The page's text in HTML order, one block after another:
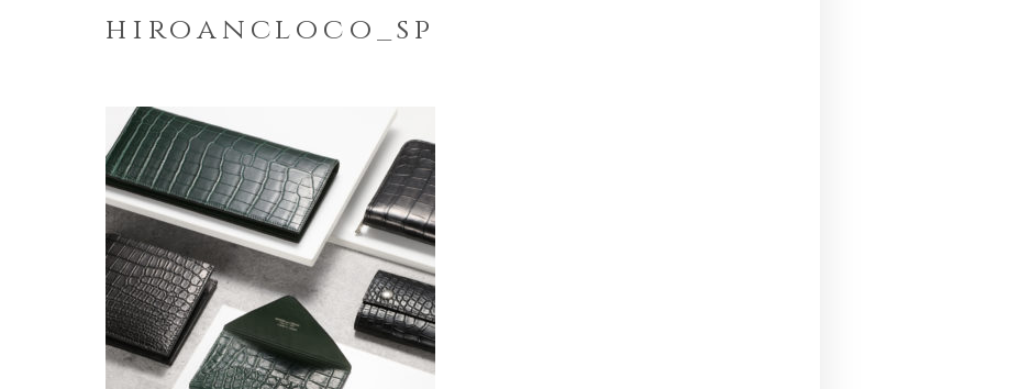
hiroancloco_sp